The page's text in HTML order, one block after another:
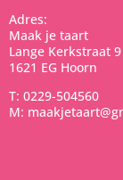
Adres:
Maak je taart
Lange Kerkstraat 9
1621 EG Hoorn
T: 0229-504560
M: